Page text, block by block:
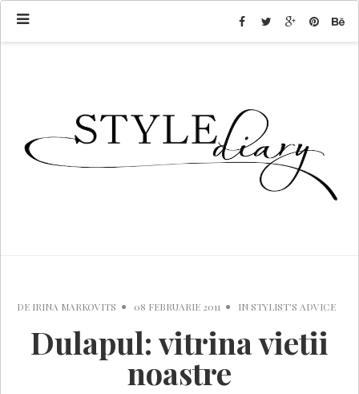
DE IRINA MARKOVITS 08 FEBRUARIE 2011 IN STYLIST'S ADVICE
Dulapul: vitrina vietii
noastre